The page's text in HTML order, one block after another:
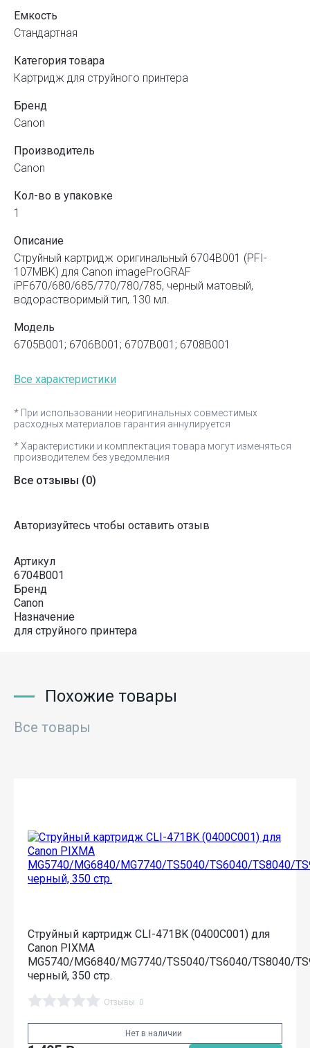
Емкость
Стандартная
Категория товара
Картридж для струйного принтера
Бренд
Canon
Производитель
Canon
Кол-во в упаковке
1
Описание
Струйный картридж оригинальный 6704B001 (PFI-
107MBK) для Canon imageProGRAF
iPF670/680/685/770/780/785, черный матовый,
водорастворимый тип, 130 мл.
Модель
6705B001; 6706B001; 6707B001; 6708B001
Все характеристики
* При использовании неоригинальных совместимых
расходных материалов гарантия аннулируется
* Характеристики и комплектация товара могут изменяться
производителем без уведомления
Все отзывы (0)
Авторизуйтесь чтобы оставить отзыв
Артикул
6704B001
Бренд
Canon
Назначение
для струйного принтера
Похожие товары
Все товары
Струйный картридж CLI-471BK (0400C001) для
Canon PIXMA
MG5740/MG6840/MG7740/TS5040/TS6040/TS8040/
черный, 350 стр.
Отзывы: 0
Нет в наличии